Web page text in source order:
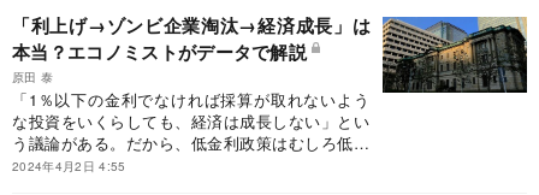
のカラクリとは」
https://diamond.jp/articles/-/293761）。加えて、
将来は大変なことになるという方も多い。そこで
将来の財政状況がどうなるかを予測してみたい。
財政状況の指標としては政府債務対GDP比を用い
る。なお、ここでの債務は、通常使われる粗債務
ではなく、粗債務から政府の保有する金融資産を
差し引いた純債務を用いている。後述するよう
「利上げ→ゾンビ企業淘汰→経済成長」は
本当？エコノミストがデータで解説
原田 泰
「1％以下の金利でなければ採算が取れないよう
な投資をいくらしても、経済は成長しない」とい
う議論がある。だから、低金利政策はむしろ低成
長をもたらすか、そうでなくても成長を回復させ
2024年4月2日 4:55